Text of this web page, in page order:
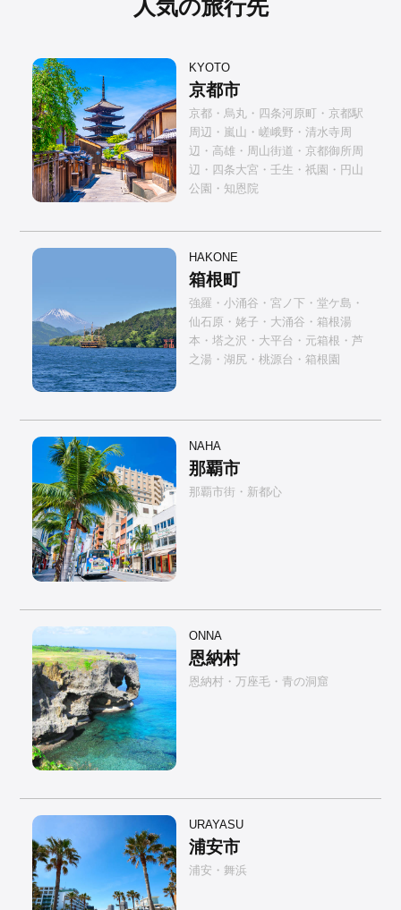
人気の旅行先
KYOTO
京都市
京都・烏丸・四条河原町・京都駅
周辺・嵐山・嵯峨野・清水寺周
辺・高雄・周山街道・京都御所周
辺・四条大宮・壬生・祇園・円山
公園・知恩院
HAKONE
箱根町
強羅・小涌谷・宮ノ下・堂ケ島・
仙石原・姥子・大涌谷・箱根湯
本・塔之沢・大平台・元箱根・芦
之湯・湖尻・桃源台・箱根園
NAHA
那覇市
那覇市街・新都心
ONNA
恩納村
恩納村・万座毛・青の洞窟
URAYASU
浦安市
浦安・舞浜